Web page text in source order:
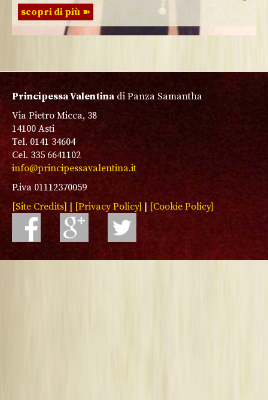
scopri di più
Principessa Valentina di Panza Samantha
Via Pietro Micca, 38
14100 Asti
Tel. 0141 34604
Cel. 335 6641102
info@principessavalentina.it
P.iva 01112370059
[Site Credits] | [Privacy Policy] | [Cookie Policy]